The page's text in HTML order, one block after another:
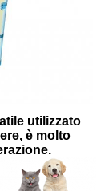
utilizzato
è molto